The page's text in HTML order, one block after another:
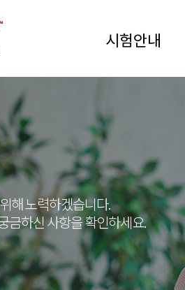
시험안내
해 노력하겠습니다.
금하신 사항을 확인하세요.